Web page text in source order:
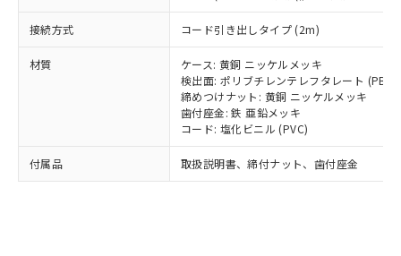
接続方式 コード引き出しタイプ (2m)
材質
ケース: 黄銅 ニッケルメッキ
検出面: ポリブチレンテレフタレート (PBT)
締めつけナット: 黄銅 ニッケルメッキ
歯付座金: 鉄 亜鉛メッキ
コード: 塩化ビニル (PVC)
付属品 取扱説明書、締付ナット、歯付座金
販売ネットワーク
」をご確認
在庫状況および標準価格結果を当社の
事前の承諾なく第三者に漏洩または開
示しないようお願いします。
マイパーツ機能（部品リスト作成サー
ビス）をご利用いただくには、I-Web
メンバーズにご登録されている必要が
お客様が当ウェブサイト上で当社にご
図的な使用がないことを確認しています。
部品在庫の切り替え状況などにより、予定
月が前後することがあります。
※2 環境保護使用期限
「ｅ」：有害物質（10物質）のすべてが基
準値以下であることを示します。
「10」：通常の使用状況下において有害物
質が外部に漏えいし、環境に深刻な影響を
及ぼさない年数を意味します。
「－」：未確認です。当社販売部門へお問
武器並びにこれらの製造装置等に一切
使用いたしません。
当社は、貴社製品を第三者に販売する
場合は、上記1、2および3の内容を当
該第三者に通知します。また当社は、
販売先および販売に係わる関係者が違
法に輸出するおそれがある場合は、取
いては、お客様のお取引先、ま
たはお客様担当のオムロン制御
機器販売店・当社販売員にご確
認ください)
受注生産機種、また在庫状況の
情報を公開していない機種